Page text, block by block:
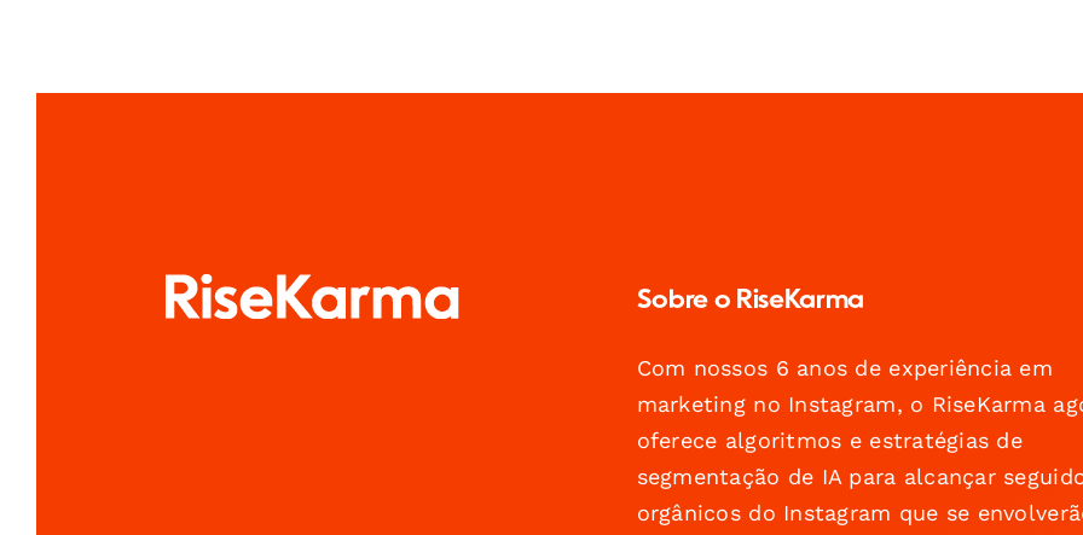
Sobre o RiseKarma
Com nossos 6 anos de experiência em
marketing no Instagram, o RiseKarma
oferece algoritmos e estratégias de
segmentação de IA para alcançar
orgânicos do Instagram que se